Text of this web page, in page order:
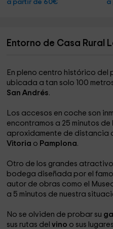
a partir de 60€ a
Entorno de Casa Rural
En pleno centro histórico del
ubicada a tan solo 100
San Andrés.
Los accesos en coche son
encontramos a 25 minutos de
aproxidamente de distancia
Vitoria o Pamplona.
Otro de los grandes
bodega diseñada por el
autor de obras como el
a 5 minutos de nuestra
No se olviden de probar su
sus rutas delvino o sus